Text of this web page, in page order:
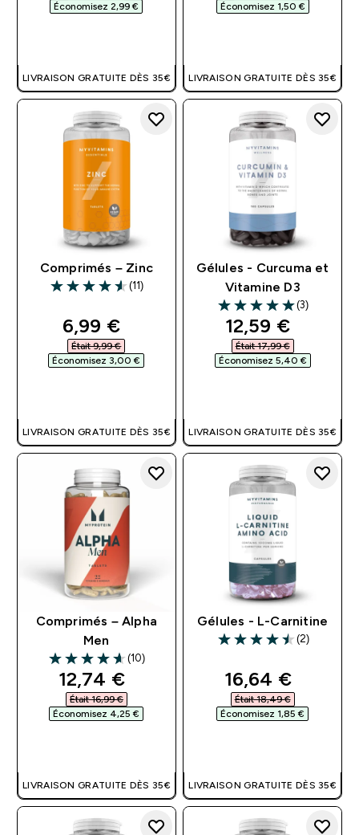
Économisez 2,99 €‎
LIVRAISON GRATUITE DÈS 35€
Économisez 1,50 €‎
LIVRAISON GRATUITE DÈS 35€
Comprimés – Zinc
4.55 out of 5 stars
(11)
discounted price
6,99 €‎
Était 9,99 €‎
Économisez 3,00 €‎
LIVRAISON GRATUITE DÈS 35€
Gélules - Curcuma et
Vitamine D3
5 out of 5 stars
(3)
discounted
12,59 €‎
Était 17,99 €‎
Économisez 5,40 €‎
LIVRAISON GRATUITE DÈS 35€
Comprimés – Alpha
Men
4.6 out of 5 stars
(10)
discounted price
12,74 €‎
Était 16,99 €‎
Économisez 4,25 €‎
LIVRAISON GRATUITE DÈS 35€
Gélules - L-Carnitine
4.5 out of 5 stars
(2)
discounted
16,64 €‎
Était 18,49 €‎
Économisez 1,85 €‎
LIVRAISON GRATUITE DÈS 35€